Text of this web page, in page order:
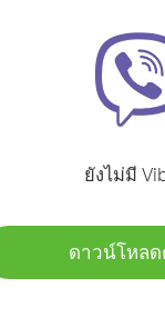
ยังไม่มี
ดาวน์โหล